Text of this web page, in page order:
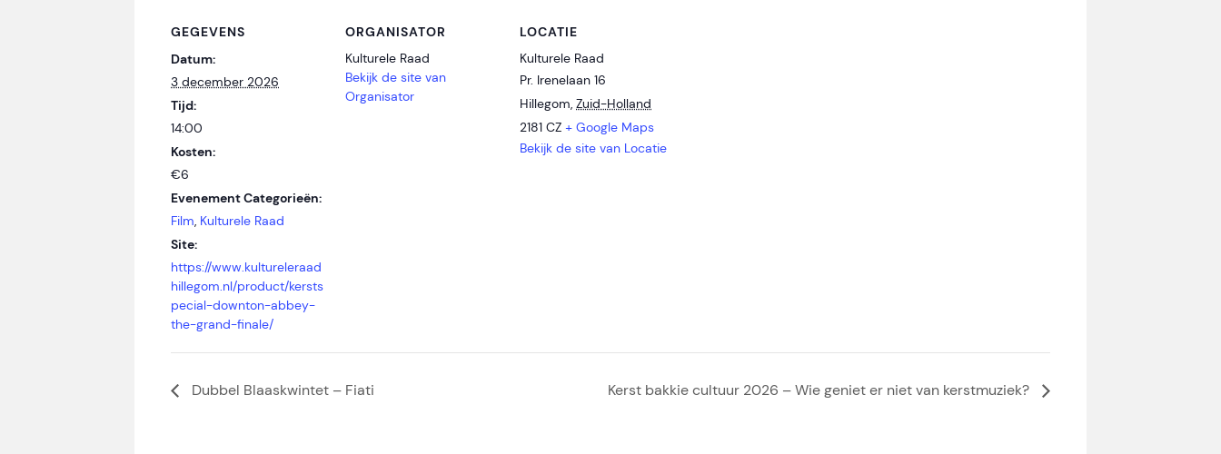
GEGEVENS
Datum:
3 december 2026
Tijd:
14:00
Kosten:
€6
Evenement Categorieën:
Film, Kulturele Raad
Site:
https://www.kultureleraad
hillegom.nl/product/kersts
pecial-downton-abbey-
the-grand-finale/
ORGANISATOR
Kulturele Raad
Bekijk de site van
Organisator
LOCATIE
Kulturele Raad
Pr. Irenelaan 16
Hillegom, Zuid-Holland
2181 CZ + Google Maps
Bekijk de site van Locatie
Dubbel Blaaskwintet – Fiati Kerst bakkie cultuur 2026 – Wie geniet er niet van kerstmuziek?